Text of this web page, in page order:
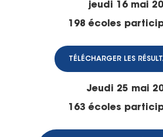
jeudi 16 mai
198 écoles
TÉLÉCHARGER LES
Jeudi 25 mai
163 écoles